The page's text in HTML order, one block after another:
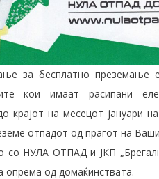
за бесплатно преземање
кои имаат расипани
крајот на месецот јануари на
отпадот од прагот на
НУЛА ОТПАД и ЈКП
опрема од домаќинствата.